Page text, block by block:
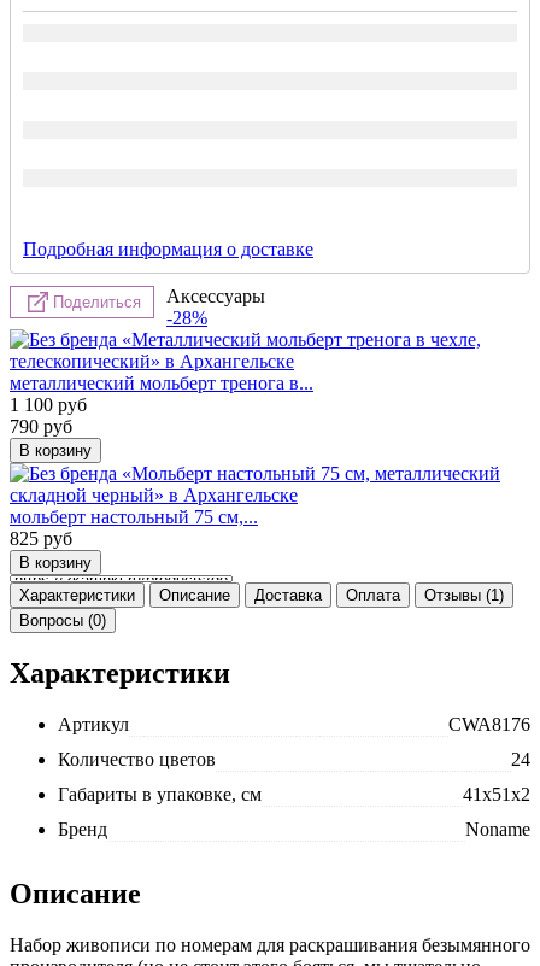
Подробная информация о доставке
Поделиться
Аксессуары
-28%
металлический мольберт тренога в...
1 100 руб
790 руб
мольберт настольный 75 см,...
825 руб
Характеристики Описание Доставка Оплата
Отзывы (1)
Вопросы (0)
Характеристики
Артикул
CWA8176
Количество цветов
24
Габариты в упаковке, см
41x51x2
Бренд
Noname
Описание
Набор живописи по номерам для раскрашивания безымянного